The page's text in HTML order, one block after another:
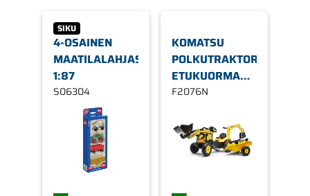
SIKU
4-OSAINEN
MAATILALAHJASETTI
1:87
S06304
KOMATSU
POLKUTRAKTORI,
ETUKUORMAAJALLA
JA
F2076N
F2076N